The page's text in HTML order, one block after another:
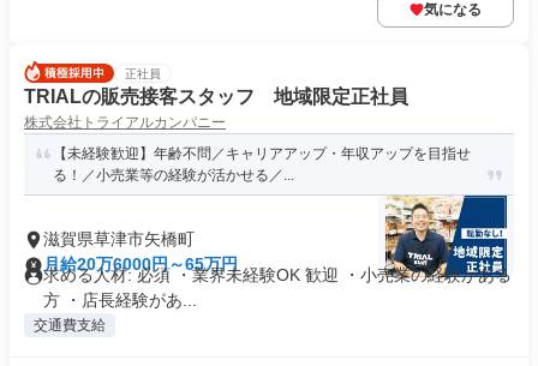
気になる
正社員
TRIALの販売接客スタッフ 地域限定正社員
株式会社トライアルカンパニー
【未経験歓迎】年齢不問／キャリアアップ・年収アップを目指せ
る！／小売業等の経験が活かせる／...
滋賀県草津市矢橋町
月給20万6000円～65万円
求める人材: 必須 ・業界未経験OK 歓迎 ・小売業の経験がある
方 ・店長経験があ...
交通費支給